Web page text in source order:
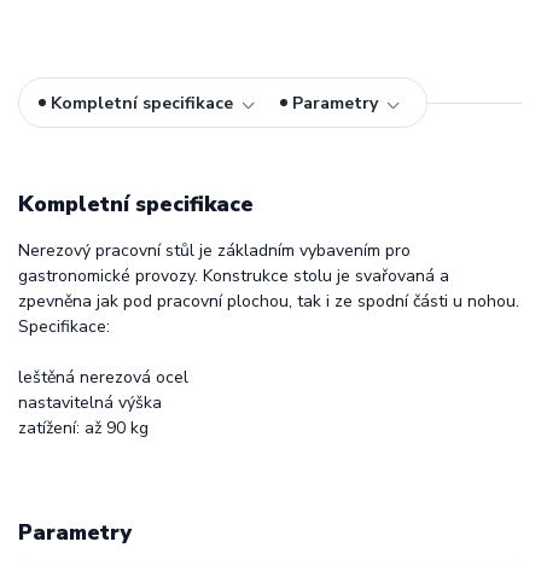
Kompletní specifikace Parametry
Kompletní specifikace
Nerezový pracovní stůl je základním vybavením pro
gastronomické provozy. Konstrukce stolu je svařovaná a
zpevněna jak pod pracovní plochou, tak i ze spodní části u nohou.
Specifikace:
leštěná nerezová ocel
nastavitelná výška
zatížení: až 90 kg
Parametry